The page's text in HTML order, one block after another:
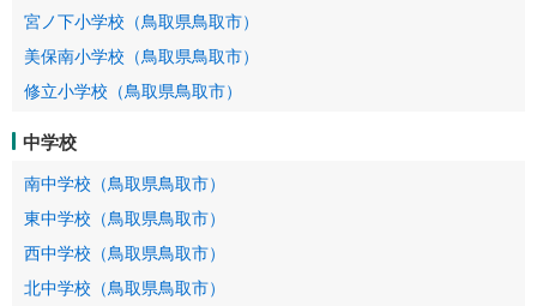
宮ノ下小学校（鳥取県鳥取市）
美保南小学校（鳥取県鳥取市）
修立小学校（鳥取県鳥取市）
中学校
南中学校（鳥取県鳥取市）
東中学校（鳥取県鳥取市）
西中学校（鳥取県鳥取市）
北中学校（鳥取県鳥取市）